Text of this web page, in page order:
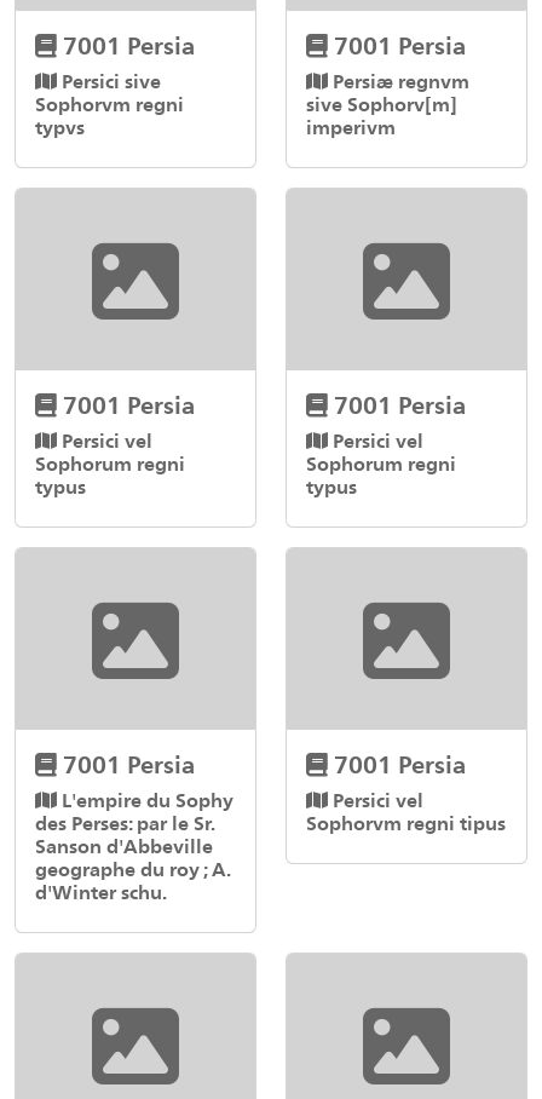
7001 Persia
Persici sive
Sophorvm regni
typvs
7001 Persia
Persiæ regnvm
sive Sophorv[m]
imperivm
7001 Persia
Persici vel
Sophorum regni
typus
7001 Persia
Persici vel
Sophorum regni
typus
7001 Persia
L'empire du Sophy
des Perses: par le Sr.
Sanson d'Abbeville
geographe du roy ; A.
d'Winter schu.
7001 Persia
Persici vel
Sophorvm regni tipus